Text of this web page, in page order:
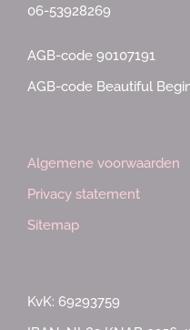
06-53928269
AGB-code 90107191
AGB-code Beautiful
Algemene voorwaarden
Privacy statement
Sitemap
KvK: 69293759